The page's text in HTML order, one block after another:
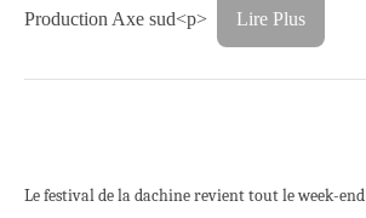
Production Axe sud<p> Lire Plus
Le festival de la dachine revient tout le week-end